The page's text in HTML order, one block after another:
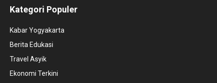
Kategori Populer
Kabar Yogyakarta
Berita Edukasi
Travel Asyik
Ekonomi Terkini